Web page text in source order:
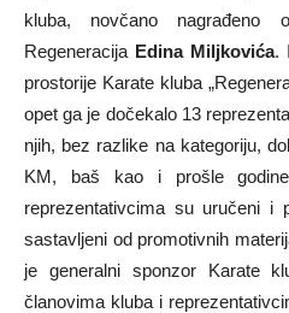
kluba, novčano nagrađeno
Regeneracija Edina Miljkovića.
prostorije Karate kluba
opet ga je dočekalo 13
njih, bez razlike na kategoriju,
KM, baš kao i prošle
reprezentativcima su uručeni i
sastavljeni od promotivnih
je generalni sponzor Karate
članovima kluba i